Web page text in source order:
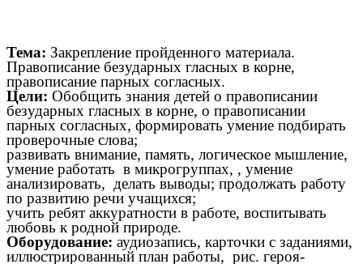
Тема: Закрепление пройденного материала.
Правописание безударных гласных в корне,
правописание парных согласных.
Цели: Обобщить знания детей о правописании
безударных гласных в корне, о правописании
парных согласных, формировать умение подбирать
проверочные слова;
развивать внимание, память, логическое мышление,
умение работать в микрогруппах, , умение
анализировать, делать выводы; продолжать работу
по развитию речи учащихся;
учить ребят аккуратности в работе, воспитывать
любовь к родной природе.
Оборудование: аудиозапись, карточки с заданиями,
иллюстрированный план работы, рис. героя-